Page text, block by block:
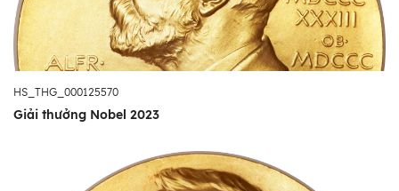
HS_THG_000125570
Giải thưởng Nobel 2023